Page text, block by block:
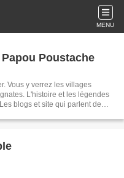
MENU
Poustache
Vous y verrez les villages
L'histoire et les légendes
blogs et site qui parlent de
. Et enfin une impression de
locales M'envoyer des
le lieu ou la situation Voici